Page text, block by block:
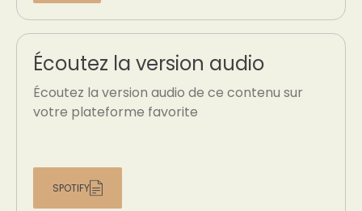
Écoutez la version audio
Écoutez la version audio de ce contenu sur
votre plateforme favorite
SPOTIFY